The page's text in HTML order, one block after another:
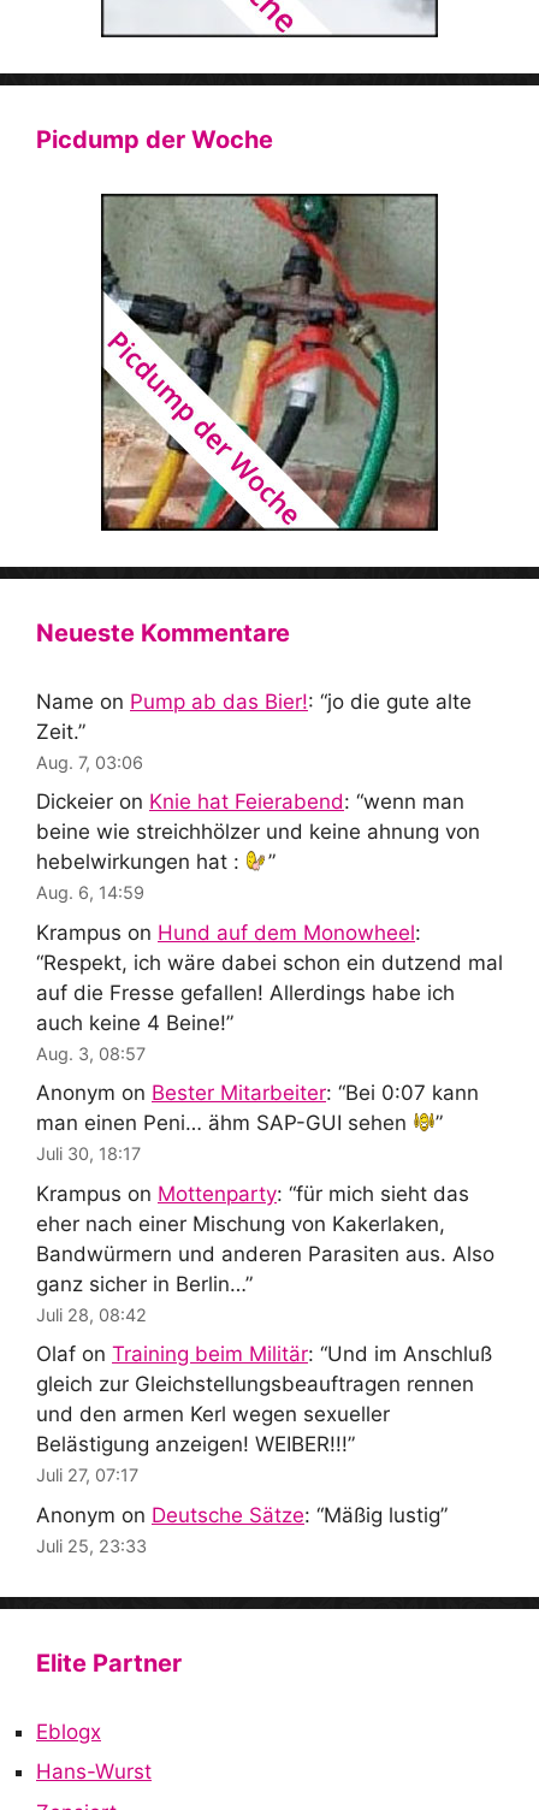
Picdump der Woche
Neueste Kommentare
Name on Pump ab das Bier!: “jo die gute alte
Zeit.”
Aug. 7, 03:06
Dickeier on Knie hat Feierabend: “wenn man
beine wie streichhölzer und keine ahnung von
hebelwirkungen hat :
”
Aug. 6, 14:59
Krampus on Hund auf dem Monowheel:
“Respekt, ich wäre dabei schon ein dutzend mal
auf die Fresse gefallen! Allerdings habe ich
auch keine 4 Beine!”
Aug. 3, 08:57
Anonym on Bester Mitarbeiter: “Bei 0:07 kann
man einen Peni… ähm SAP-GUI sehen
”
Juli 30, 18:17
Krampus on Mottenparty: “für mich sieht das
eher nach einer Mischung von Kakerlaken,
Bandwürmern und anderen Parasiten aus. Also
ganz sicher in Berlin…”
Juli 28, 08:42
Olaf on Training beim Militär: “Und im Anschluß
gleich zur Gleichstellungsbeauftragen rennen
und den armen Kerl wegen sexueller
Belästigung anzeigen! WEIBER!!!”
Juli 27, 07:17
Anonym on Deutsche Sätze: “Mäßig lustig”
Juli 25, 23:33
Elite Partner
Eblogx
Hans-Wurst